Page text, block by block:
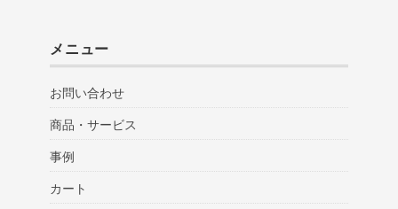
メニュー
お問い合わせ
商品・サービス
事例
カート